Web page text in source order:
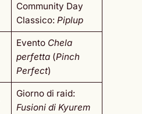
Community Day
Classico: Piplup
Evento Chela
perfetta(Pinch
Perfect)
Giorno di raid:
Fusioni di Kyurem